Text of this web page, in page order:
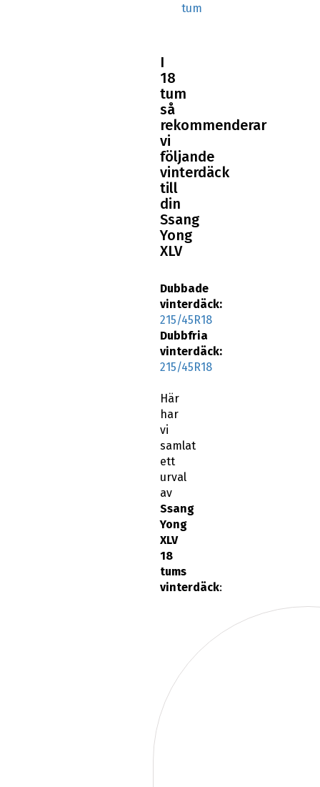
tum
I
18
tum
så
rekommenderar
vi
följande
vinterdäck
till
din
Ssang
Yong
XLV
Dubbade
vinterdäck:
215/45R18
Dubbfria
vinterdäck:
215/45R18
Här
har
vi
samlat
ett
urval
av
Ssang
Yong
XLV
18
tums
vinterdäck: